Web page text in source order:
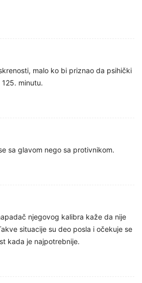
malo ko bi priznao da psihički
minutu.
sa glavom nego sa protivnikom.
njegovog kalibra kaže da nije
situacije su deo posla i očekuje se
kada je najpotrebnije.